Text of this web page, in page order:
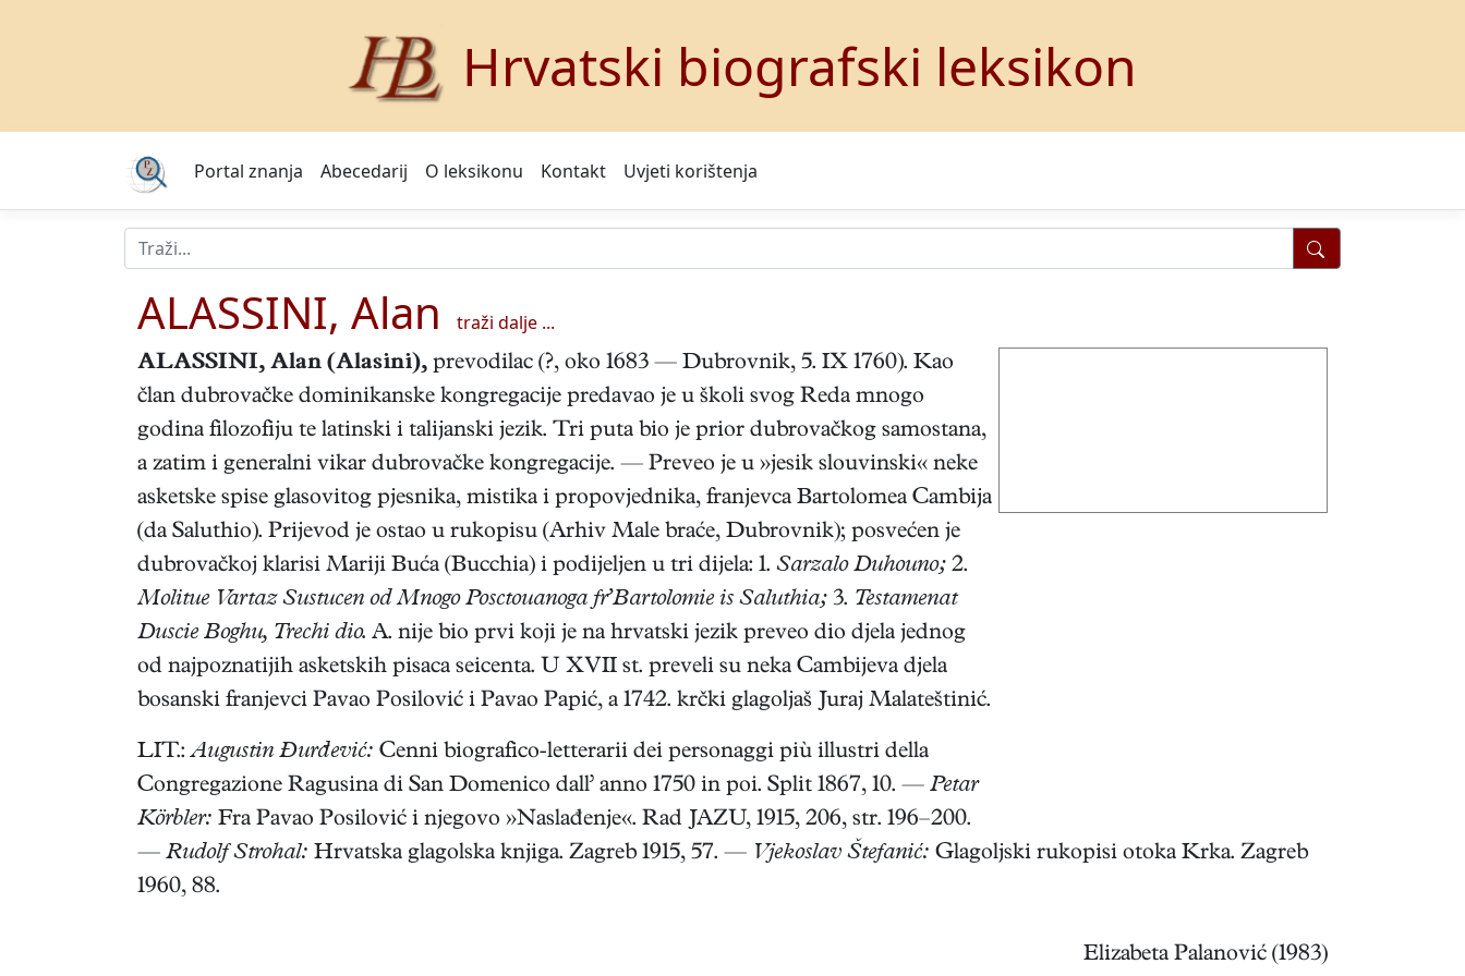
Hrvatski biografski leksikon
Portal znanja Abecedarij O leksikonu Kontakt Uvjeti korištenja
ALASSINI, Alan traži dalje ...
ALASSINI, Alan (Alasini), prevodilac (?, oko 1683 — Dubrovnik, 5. IX 1760). Kao
član dubrovačke dominikanske kongregacije predavao je u školi svog Reda mnogo
godina filozofiju te latinski i talijanski jezik. Tri puta bio je prior dubrovačkog samostana,
a zatim i generalni vikar dubrovačke kongregacije. — Preveo je u »jesik slouvinski« neke
asketske spise glasovitog pjesnika, mistika i propovjednika, franjevca Bartolomea Cambija
(da Saluthio). Prijevod je ostao u rukopisu (Arhiv Male braće, Dubrovnik); posvećen je
dubrovačkoj klarisi Mariji Buća (Bucchia) i podijeljen u tri dijela: 1. Sarzalo Duhouno; 2.
Molitue Vartaz Sustucen od Mnogo Posctouanoga fr’Bartolomie is Saluthia; 3. Testamenat
Duscie Boghu, Trechi dio. A. nije bio prvi koji je na hrvatski jezik preveo dio djela jednog
od najpoznatijih asketskih pisaca seicenta. U XVII st. preveli su neka Cambijeva djela
bosanski franjevci Pavao Posilović i Pavao Papić, a 1742. krčki glagoljaš Juraj Malateštinić.
LIT.:Augustin Đurđević: Cenni biografico-letterarii dei personaggi più illustri della
Congregazione Ragusina di San Domenico dall’ anno 1750 in poi. Split 1867, 10. — Petar
Körbler: Fra Pavao Posilović i njegovo »Naslađenje«. Rad JAZU, 1915, 206, str. 196–200.
— Rudolf Strohal: Hrvatska glagolska knjiga. Zagreb 1915, 57. — Vjekoslav Štefanić: Glagoljski rukopisi otoka Krka. Zagreb
1960, 88.
Elizabeta Palanović (1983)